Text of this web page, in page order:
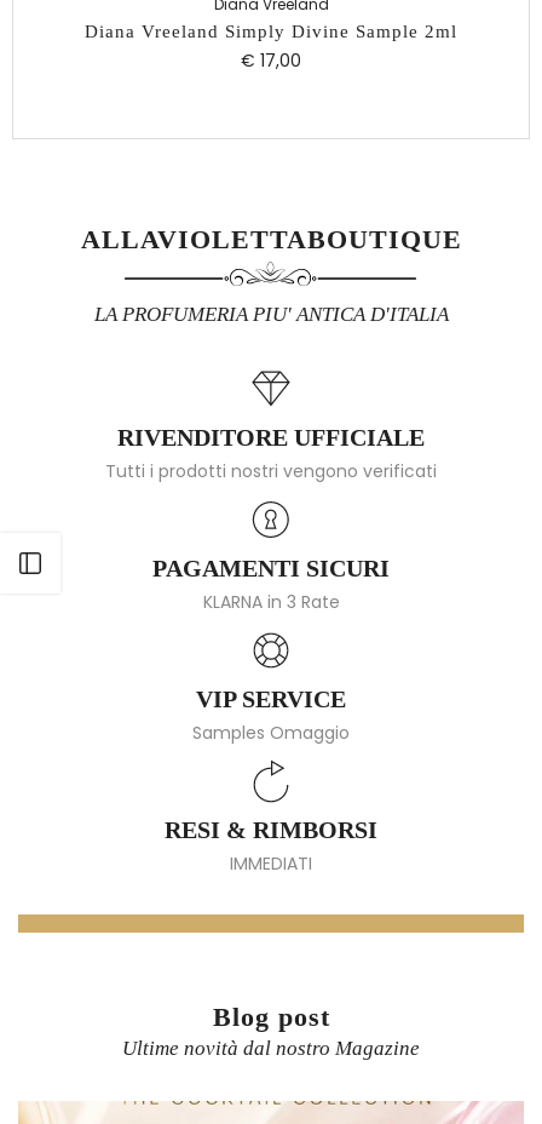
Apri barra laterale
Diana Vreeland
Diana Vreeland Simply Divine Sample 2ml
€ 17,00
ALLAVIOLETTABOUTIQUE
LA PROFUMERIA PIU' ANTICA D'ITALIA
RIVENDITORE UFFICIALE
Tutti i prodotti nostri vengono verificati
PAGAMENTI SICURI
KLARNA in 3 Rate
VIP SERVICE
Samples Omaggio
RESI & RIMBORSI
IMMEDIATI
Blog post
Ultime novità dal nostro Magazine